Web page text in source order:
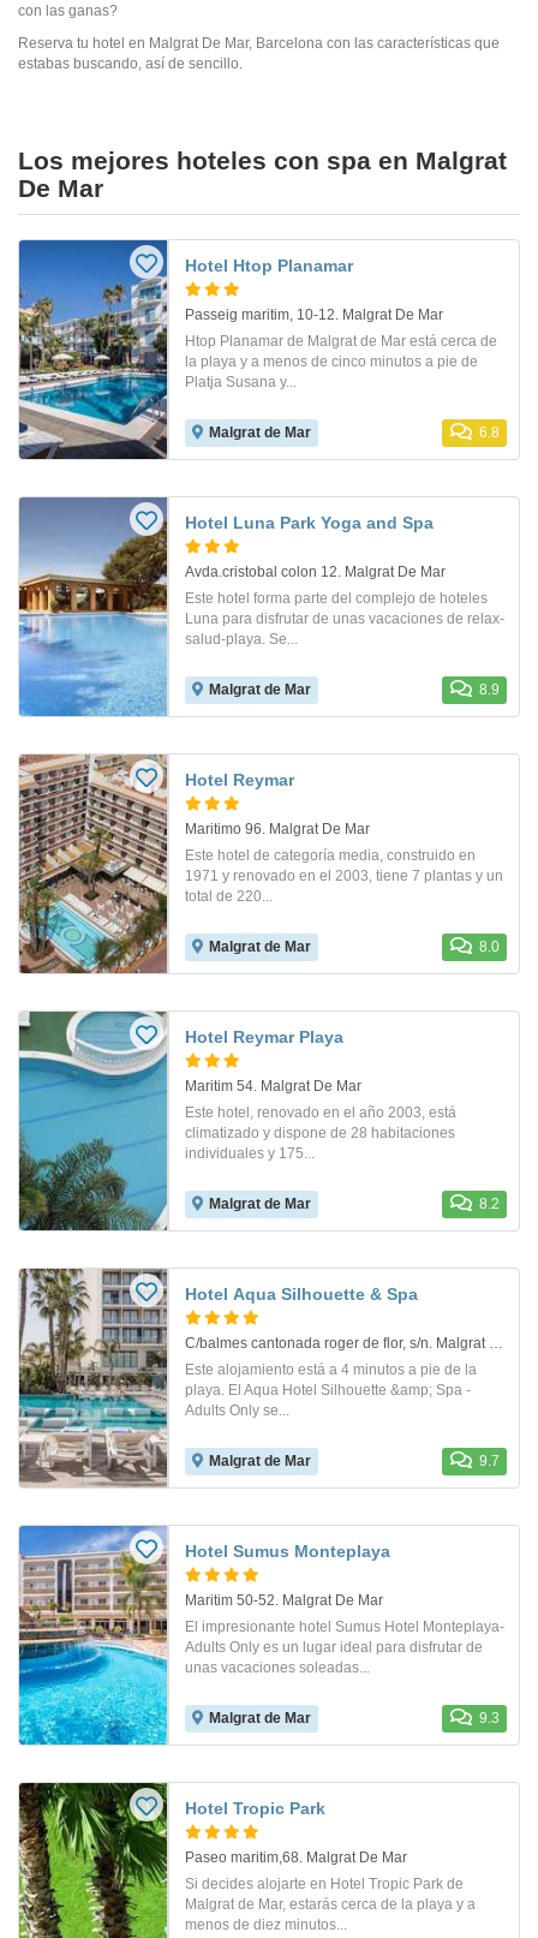
con las ganas?
Reserva tu hotel en Malgrat De Mar, Barcelona con las características que
estabas buscando, así de sencillo.
Los mejores hoteles con spa en Malgrat
De Mar
Hotel Htop Planamar
Passeig maritim, 10-12. Malgrat De Mar
Htop Planamar de Malgrat de Mar está cerca de
la playa y a menos de cinco minutos a pie de
Platja Susana y...
Malgrat de Mar 6.8
Hotel Luna Park Yoga and Spa
Avda.cristobal colon 12. Malgrat De Mar
Este hotel forma parte del complejo de hoteles
Luna para disfrutar de unas vacaciones de relax-
salud-playa. Se...
Malgrat de Mar 8.9
Hotel Reymar
Maritimo 96. Malgrat De Mar
Este hotel de categoría media, construido en
1971 y renovado en el 2003, tiene 7 plantas y un
total de 220...
Malgrat de Mar 8.0
Hotel Reymar Playa
Maritim 54. Malgrat De Mar
Este hotel, renovado en el año 2003, está
climatizado y dispone de 28 habitaciones
individuales y 175...
Malgrat de Mar 8.2
Hotel Aqua Silhouette & Spa
Este alojamiento está a 4 minutos a pie de la
playa. El Aqua Hotel Silhouette &amp; Spa -
Adults Only se...
Malgrat de Mar 9.7
Hotel Sumus Monteplaya
Maritim 50-52. Malgrat De Mar
El impresionante hotel Sumus Hotel Monteplaya-
Adults Only es un lugar ideal para disfrutar de
unas vacaciones soleadas...
Malgrat de Mar 9.3
Hotel Tropic Park
Paseo maritim,68. Malgrat De Mar
Si decides alojarte en Hotel Tropic Park de
Malgrat de Mar, estarás cerca de la playa y a
menos de diez minutos...